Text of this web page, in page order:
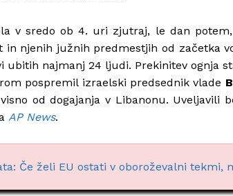
v sredo ob 4. uri zjutraj, le dan
in njenih južnih predmestjih od začetka
ubitih najmanj 24 ljudi. Prekinitev ognja
pospremil izraelski predsednik vlade
od dogajanja v Libanonu. Uveljavili
AP News.
Če želi EU ostati v oboroževalni tekmi,